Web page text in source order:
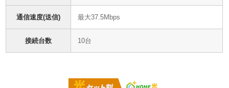
通信速度(送信) 最大37.5Mbps
接続台数 10台